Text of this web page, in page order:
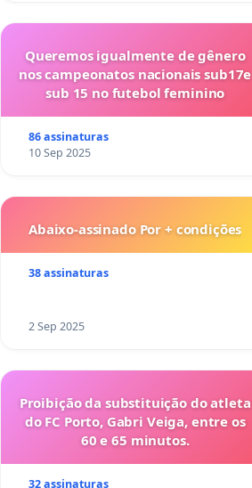
Queremos igualmente de gênero
nos campeonatos nacionais sub17e
sub 15 no futebol feminino
86 assinaturas
10 Sep 2025
Abaixo-assinado Por + condições
38 assinaturas
2 Sep 2025
Proibição da substituição do atleta
do FC Porto, Gabri Veiga, entre os
60 e 65 minutos.
32 assinaturas